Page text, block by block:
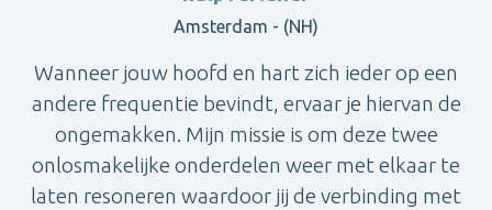
Amsterdam - (NH)
Wanneer jouw hoofd en hart zich ieder op een
andere frequentie bevindt, ervaar je hiervan de
ongemakken. Mijn missie is om deze twee
onlosmakelijke onderdelen weer met elkaar te
laten resoneren waardoor jij de verbinding met